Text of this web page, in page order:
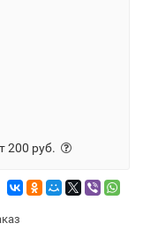
200 руб.